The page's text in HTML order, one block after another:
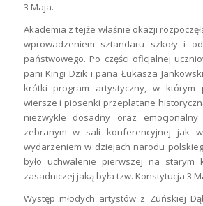
3 Maja.
Akademia z tejże właśnie okazji
wprowadzeniem sztandaru szkoły i
państwowego. Po części oficjalnej
pani Kingi Dzik i pana Łukasza
krótki program artystyczny, w którym
wiersze i piosenki przeplatane
niezwykle dosadny oraz emocjonalny
zebranym w sali konferencyjnej jak
wydarzeniem w dziejach narodu
było uchwalenie pierwszej na starym
zasadniczej jaką była tzw. Konstytucja 3
Występ młodych artystów z Zuńskiej